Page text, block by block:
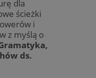
dla
ścieżki
i
z myślą o
ds.